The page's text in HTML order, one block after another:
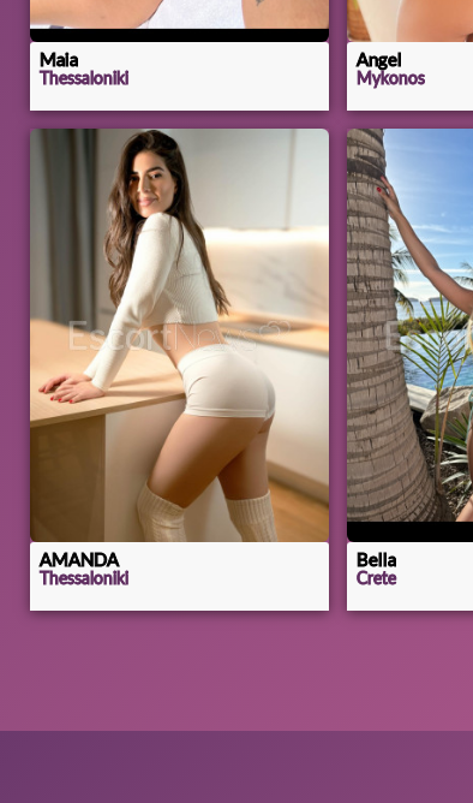
Maia
Thessaloniki
Angel
Mykonos
AMANDA
Thessaloniki
Bella
Crete